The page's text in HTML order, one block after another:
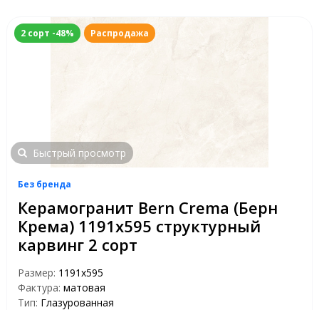
2 сорт -48% Распродажа
Быстрый просмотр
Без бренда
Керамогранит Bern Crema (Берн
Крема) 1191х595 структурный
карвинг 2 сорт
Размер: 1191x595
Фактура: матовая
Тип: Глазурованная